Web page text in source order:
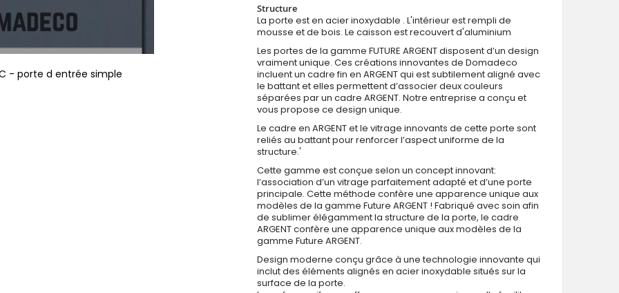
- porte d entrée simple Fargo Fi04C - porte d entrée simple
Structure
La porte est en acier inoxydable . L'intérieur est rempli de
mousse et de bois. Le caisson est recouvert d'aluminium
Les portes de la gamme FUTURE ARGENT disposent d’un design
vraiment unique. Ces créations innovantes de Domadeco
incluent un cadre fin en ARGENT qui est subtilement aligné avec
le battant et elles permettent d’associer deux couleurs
séparées par un cadre ARGENT. Notre entreprise a conçu et
vous propose ce design unique.
Le cadre en ARGENT et le vitrage innovants de cette porte sont
reliés au battant pour renforcer l’aspect uniforme de la
structure.'
Cette gamme est conçue selon un concept innovant:
l’association d’un vitrage parfaitement adapté et d’une porte
principale. Cette méthode confère une apparence unique aux
modèles de la gamme Future ARGENT ! Fabriqué avec soin afin
de sublimer élégamment la structure de la porte, le cadre
ARGENT confère une apparence unique aux modèles de la
gamme Future ARGENT.
Design moderne conçu grâce à une technologie innovante qui
inclut des éléments alignés en acier inoxydable situés sur la
surface de la porte.